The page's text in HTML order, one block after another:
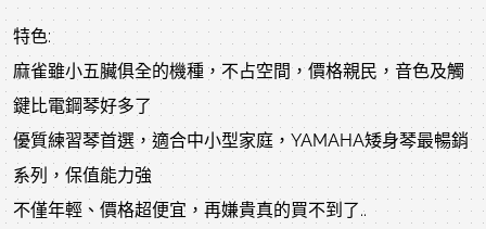
特色:
麻雀雖小五臟俱全的機種，不占空間，價格親民，音色及觸
鍵比電鋼琴好多了
優質練習琴首選，適合中小型家庭，YAMAHA矮身琴最暢銷
系列，保值能力強
不僅年輕、價格超便宜，再嫌貴真的買不到了..